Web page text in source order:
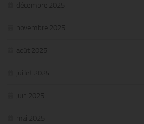
décembre 2025
novembre 2025
août 2025
juillet 2025
juin 2025
mai 2025